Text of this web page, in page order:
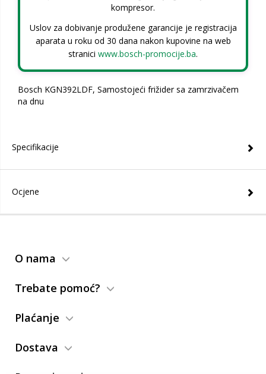
kompresor.
Uslov za dobivanje produžene garancije je registracija
aparata u roku od 30 dana nakon kupovine na web
stranici www.bosch-promocije.ba.
Bosch KGN392LDF, Samostojeći frižider sa zamrzivačem
na dnu
Specifikacije
Ocjene
O nama
Trebate pomoć?
Plaćanje
Dostava